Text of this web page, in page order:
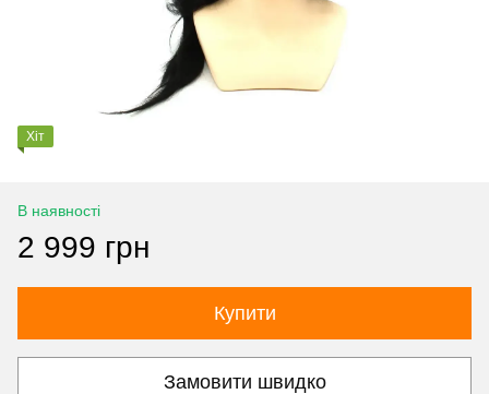
Хіт
В наявності
2 999 грн
Купити
Замовити швидко